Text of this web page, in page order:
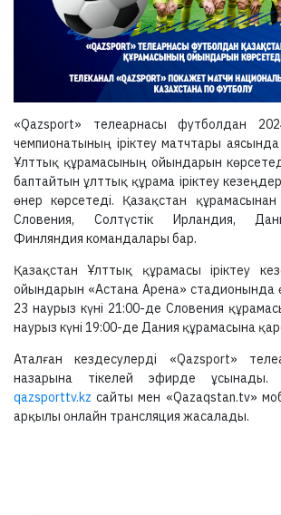
«Qazsport» телеарнасы футболдан
чемпионатының іріктеу матчтары
Ұлттық құрамасының ойындарын
баптайтын ұлттық құрама іріктеу
өнер көрсетеді. Қазақстан
Словения, Солтүстік Ирландия,
Финляндия командалары бар.
Қазақстан Ұлттық құрамасы іріктеу
ойындарын «Астана Арена» стадионында
23 наурыз күні 21:00-де Словения
наурыз күні 19:00-де Дания құрамасына
Аталған кездесулерді «Qazsport»
назарына тікелей эфирде ұсынады.
qazsporttv.kz сайты мен «Qazaqstan.tv»
арқылы онлайн трансляция жасалады.